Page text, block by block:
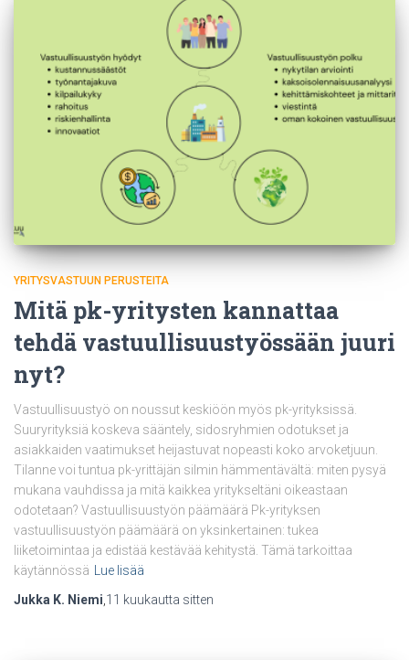
YRITYSVASTUUN PERUSTEITA
Mitä pk-yritysten kannattaa
tehdä vastuullisuustyössään juuri
nyt?
Vastuullisuustyö on noussut keskiöön myös pk-yrityksissä.
Suuryrityksiä koskeva sääntely, sidosryhmien odotukset ja
asiakkaiden vaatimukset heijastuvat nopeasti koko arvoketjuun.
Tilanne voi tuntua pk-yrittäjän silmin hämmentävältä: miten pysyä
mukana vauhdissa ja mitä kaikkea yritykseltäni oikeastaan
odotetaan? Vastuullisuustyön päämäärä Pk-yrityksen
vastuullisuustyön päämäärä on yksinkertainen: tukea
liiketoimintaa ja edistää kestävää kehitystä. Tämä tarkoittaa
käytännössä
Lue lisää
Jukka K. Niemi 11 kuukautta sitten